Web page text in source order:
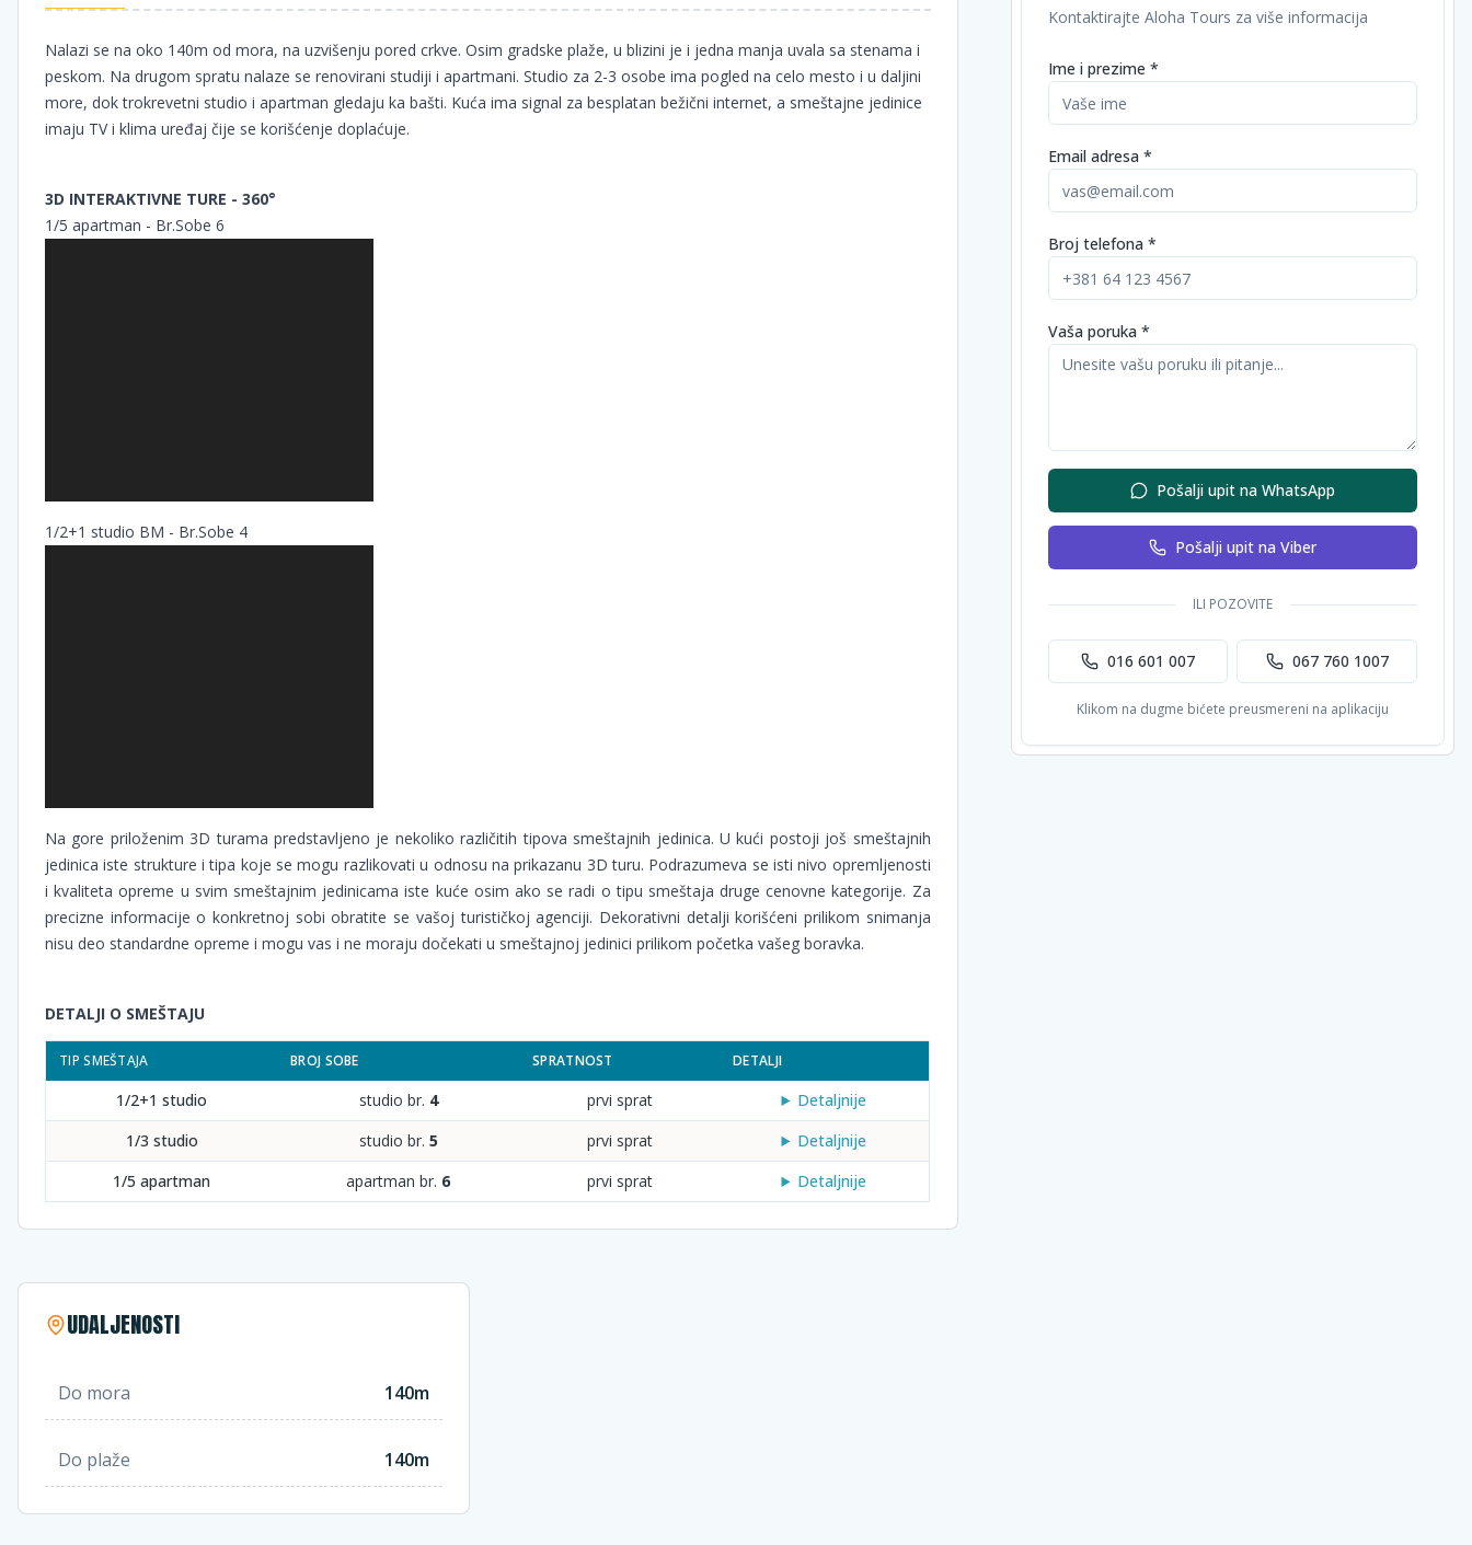
Nalazi se na oko 140m od mora, na uzvišenju pored crkve. Osim gradske plaže, u blizini je i jedna manja uvala sa stenama i
peskom. Na drugom spratu nalaze se renovirani studiji i apartmani. Studio za 2-3 osobe ima pogled na celo mesto i u daljini
more, dok trokrevetni studio i apartman gledaju ka bašti. Kuća ima signal za besplatan bežični internet, a smeštajne jedinice
imaju TV i klima uređaj čije se korišćenje doplaćuje.
3D INTERAKTIVNE TURE - 360°
1/5 apartman - Br.Sobe 6
1/2+1 studio BM - Br.Sobe 4
Na gore priloženim 3D turama predstavljeno je nekoliko različitih tipova smeštajnih jedinica. U kući postoji još smeštajnih
jedinica iste strukture i tipa koje se mogu razlikovati u odnosu na prikazanu 3D turu. Podrazumeva se isti nivo opremljenosti
i kvaliteta opreme u svim smeštajnim jedinicama iste kuće osim ako se radi o tipu smeštaja druge cenovne kategorije. Za
precizne informacije o konkretnoj sobi obratite se vašoj turističkoj agenciji. Dekorativni detalji korišćeni prilikom snimanja
nisu deo standardne opreme i mogu vas i ne moraju dočekati u smeštajnoj jedinici prilikom početka vašeg boravka.
DETALJI O SMEŠTAJU
TIP SMEŠTAJA BROJ SOBE SPRATNOST DETALJI
1/2+1 studio studio br. 4 prvi sprat
Detaljnije
1/3 studio
studio br. 5 prvi sprat
Detaljnije
1/5 apartman
apartman br. 6 prvi sprat Detaljnije
UDALJENOSTI
Do mora 140m
Do plaže 140m
Kontaktirajte Aloha Tours za više informacija
Ime i prezime *
Email adresa *
Broj telefona *
Vaša poruka *
Pošalji upit na WhatsApp
Pošalji upit na Viber
ILI POZOVITE
016 601 007 067 760 1007
Klikom na dugme bićete preusmereni na aplikaciju